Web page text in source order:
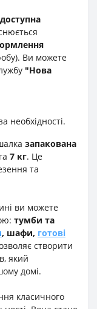
доступна
Ви можете
"Нова
необхідності.
запакована
7 кг. Це
та
ви можете
тумби та
, шафи, готові
створити
який
домі.
класичного